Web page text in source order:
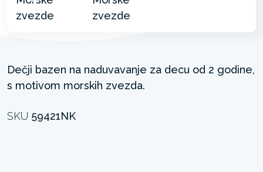
Dečji bazen na naduvavanje za decu od 2 godine,
s motivom morskih zvezda.
SKU 59421NK